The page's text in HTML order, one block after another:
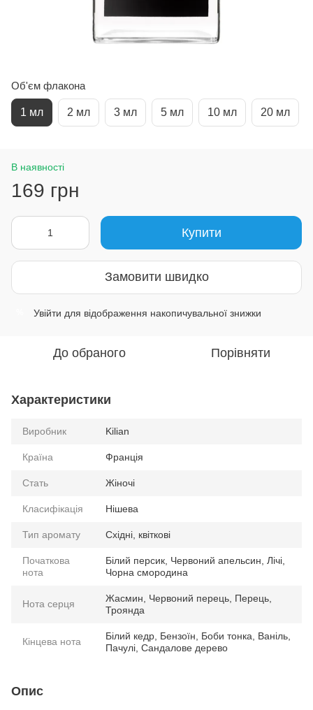
Об'єм флакона
1 мл 2 мл 3 мл 5 мл 10 мл 20 мл
В наявності
169 грн
Купити
Замовити швидко
Увійти для відображення накопичувальної знижки
До обраного Порівняти
Характеристики
Виробник Kilian
Країна Франція
Стать Жіночі
Класифікація Нішева
Тип аромату Східні, квіткові
Початкова
нота
Білий персик, Червоний апельсин, Лічі,
Чорна смородина
Нота серця
Жасмин, Червоний перець, Перець,
Троянда
Кінцева нота
Білий кедр, Бензоїн, Боби тонка, Ваніль,
Пачулі, Сандалове дерево
Опис